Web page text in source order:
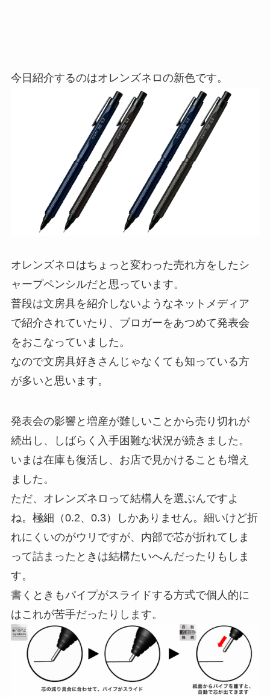
今日紹介するのはオレンズネロの新色です。
オレンズネロはちょっと変わった売れ方をしたシ
ャープペンシルだと思っています。
普段は文房具を紹介しないようなネットメディア
で紹介されていたり、ブロガーをあつめて発表会
をおこなっていました。
なので文房具好きさんじゃなくても知っている方
が多いと思います。
発表会の影響と増産が難しいことから売り切れが
続出し、しばらく入手困難な状況が続きました。
いまは在庫も復活し、お店で見かけることも増え
ました。
ただ、オレンズネロって結構人を選ぶんですよ
ね。極細（0.2、0.3）しかありません。細いけど折
れにくいのがウリですが、内部で芯が折れてしま
って詰まったときは結構たいへんだったりもしま
す。
書くときもパイプがスライドする方式で個人的に
はこれが苦手だったりします。